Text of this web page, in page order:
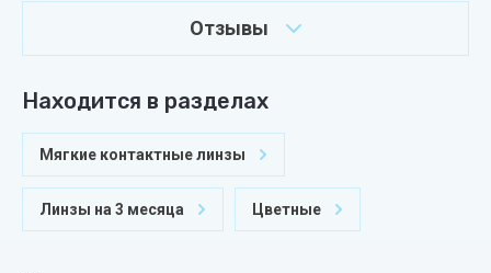
Отзывы
Находится в разделах
Мягкие контактные линзы
Линзы на 3 месяца Цветные